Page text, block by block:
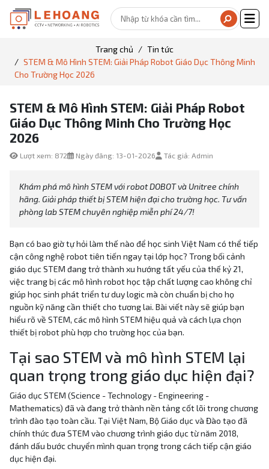
Trang chủ
Tin tức
STEM & Mô Hình STEM: Giải Pháp Robot Giáo Dục Thông Minh
Cho Trường Học 2026
STEM & Mô Hình STEM: Giải Pháp Robot
Giáo Dục Thông Minh Cho Trường Học
2026
Lượt xem: 872 Ngày đăng: 13-01-2026 Tác giả: Admin
Khám phá mô hình STEM với robot DOBOT và Unitree chính
hãng. Giải pháp thiết bị STEM hiện đại cho trường học. Tư vấn
phòng lab STEM chuyên nghiệp miễn phí 24/7!
Bạn có bao giờ tự hỏi làm thế nào để học sinh Việt Nam có thể tiếp
cận công nghệ robot tiên tiến ngay tại lớp học? Trong bối cảnh
giáo dục STEM đang trở thành xu hướng tất yếu của thế kỷ 21,
việc trang bị các mô hình robot học tập chất lượng cao không chỉ
giúp học sinh phát triển tư duy logic mà còn chuẩn bị cho họ
nguồn kỹ năng cần thiết cho tương lai. Bài viết này sẽ giúp bạn
hiểu rõ về STEM, các mô hình STEM hiệu quả và cách lựa chọn
thiết bị robot phù hợp cho trường học của bạn.
Tại sao STEM và mô hình STEM lại
quan trọng trong giáo dục hiện đại?
Giáo dục STEM (Science - Technology - Engineering -
Mathematics) đã và đang trở thành nền tảng cốt lõi trong chương
trình đào tạo toàn cầu. Tại Việt Nam, Bộ Giáo dục và Đào tạo đã
chính thức đưa STEM vào chương trình giáo dục từ năm 2018,
đánh dấu bước chuyển mình quan trọng trong cách tiếp cận giáo
dục hiện đại.